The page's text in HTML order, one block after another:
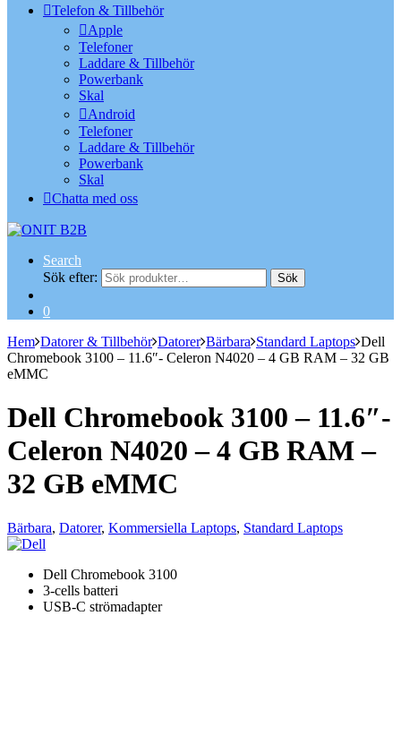
Telefon & Tillbehör
Apple
Telefoner
Laddare & Tillbehör
Powerbank
Skal
Android
Telefoner
Laddare & Tillbehör
Powerbank
Skal
Chatta med oss
Search
Sök efter:
Sök
0
Hem Datorer & Tillbehör Datorer Bärbara Standard Laptops Dell
Chromebook 3100 – 11.6″- Celeron N4020 – 4 GB RAM – 32 GB
eMMC
Dell Chromebook 3100 – 11.6″-
Celeron N4020 – 4 GB RAM –
32 GB eMMC
Bärbara, Datorer, Kommersiella Laptops, Standard Laptops
Dell Chromebook 3100
3-cells batteri
USB-C strömadapter